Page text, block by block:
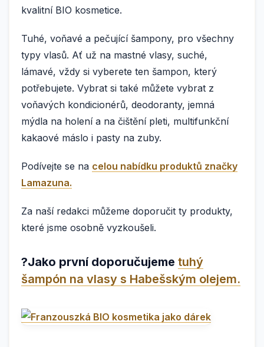
kvalitní BIO kosmetice.
Tuhé, voňavé a pečující šampony, pro všechny
typy vlasů. Ať už na mastné vlasy, suché,
lámavé, vždy si vyberete ten šampon, který
potřebujete. Vybrat si také můžete vybrat z
voňavých kondicionérů, deodoranty, jemná
mýdla na holení a na čištění pleti, multifunkční
kakaové máslo i pasty na zuby.
Podívejte se na celou nabídku produktů značky
Lamazuna.
Za naší redakci můžeme doporučit ty produkty,
které jsme osobně vyzkoušeli.
?Jako první doporučujeme tuhý
šampón na vlasy s Habešským olejem.